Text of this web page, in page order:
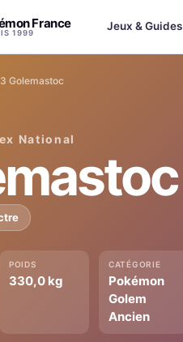
France
1999
Jeux & Guides
Golemastoc
National
POIDS
330,0 kg
CATÉGORIE
Pokémon
Golem
Ancien